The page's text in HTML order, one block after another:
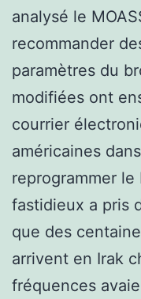
analysé le
recommander
paramètres du
modifiées ont
courrier
américaines
reprogrammer
fastidieux a pris
que des
arrivent en Irak
fréquences